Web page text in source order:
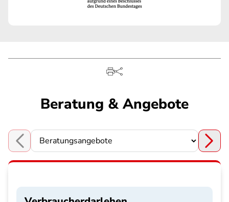
Beratung & Angebote
Choose a section